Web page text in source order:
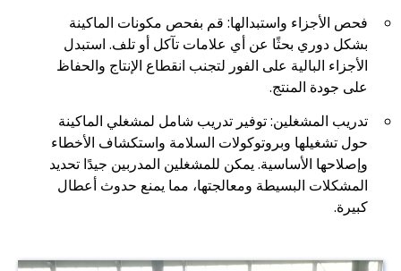
فحص الأجزاء واستبدالها: قم بفحص مكونات الماكينة
بشكل دوري بحثًا عن أي علامات تآكل أو تلف. استبدل
الأجزاء البالية على الفور لتجنب انقطاع الإنتاج والحفاظ
على جودة المنتج.
تدريب المشغلين: توفير تدريب شامل لمشغلي الماكينة
حول تشغيلها وبروتوكولات السلامة واستكشاف الأخطاء
وإصلاحها الأساسية. يمكن للمشغلين المدربين جيدًا تحديد
المشكلات البسيطة ومعالجتها، مما يمنع حدوث أعطال
كبيرة.